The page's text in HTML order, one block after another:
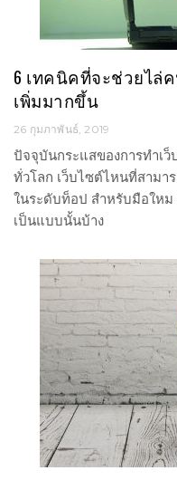
6 เทคนิคที่จะช่วยไล่
เพิ่มมากขึ้น
26 กุมภาพันธ์, 2019
ปัจจุบันกระแสของการทำเ
ทั่วโลก เว็บไซต์ไหนที่สามา
ในระดับท็อป สำหรับมือใหม
เป็นแบบนั้นบ้าง